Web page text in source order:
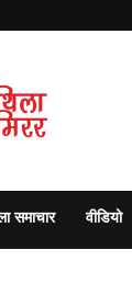
समाचार वीडियो